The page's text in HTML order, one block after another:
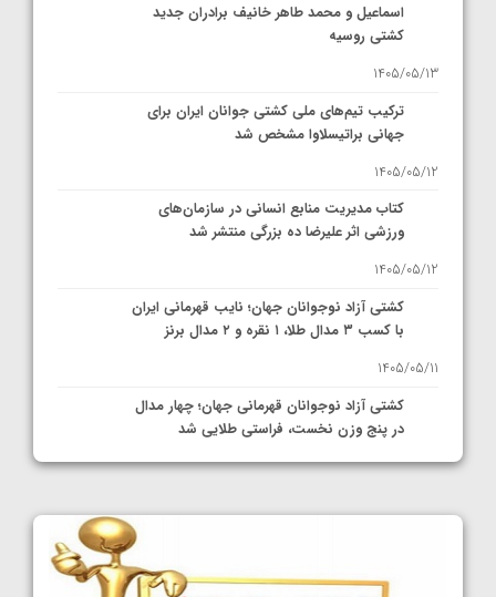
اسماعیل و محمد طاهر خانیف برادران جدید
کشتی روسیه
1405/05/13
ترکیب تیم‌های ملی کشتی جوانان ایران برای
جهانی براتیسلاوا مشخص شد
1405/05/12
کتاب مدیریت منابع انسانی در سازمان‌های
ورزشی اثر علیرضا ده بزرگی منتشر شد
1405/05/12
کشتی آزاد نوجوانان جهان؛ نایب قهرمانی ایران
با کسب ۳ مدال طلا، ۱ نقره و ۲ مدال برنز
1405/05/11
کشتی آزاد نوجوانان قهرمانی جهان؛ چهار مدال
در پنج وزن نخست، فراستی طلایی شد
1405/05/11